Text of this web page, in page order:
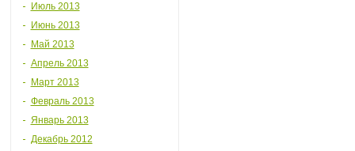
Июль 2013
Июнь 2013
Май 2013
Апрель 2013
Март 2013
Февраль 2013
Январь 2013
Декабрь 2012